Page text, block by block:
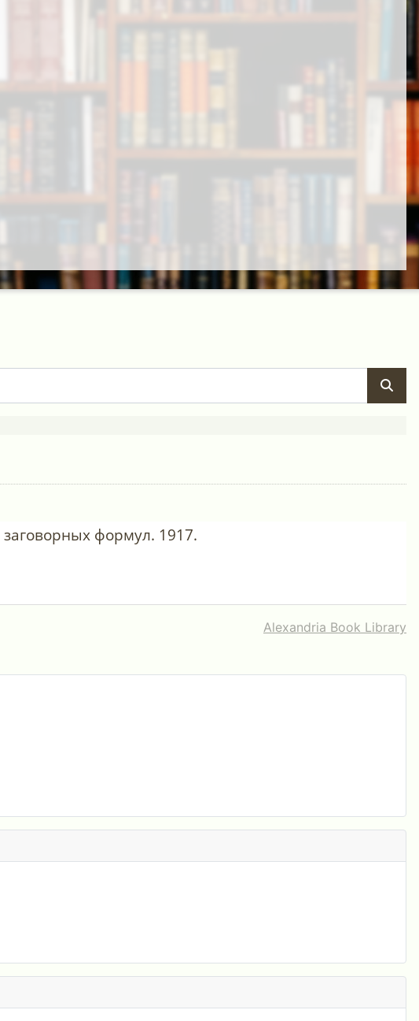
формул. 1917.
Alexandria Book Library